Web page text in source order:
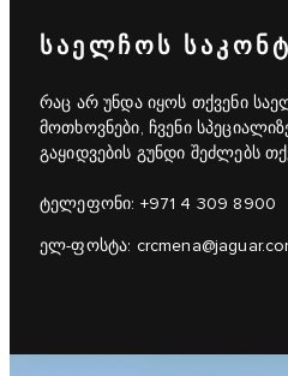
ᲡᲐᲔᲚᲩᲝᲡ
რაც არ უნდა იყოს თქვენი
მოთხოვნები, ჩვენი
გაყიდვების გუნდი შეძლებს
ტელეფონი: +971 4 309 8900
ელ-ფოსტა: